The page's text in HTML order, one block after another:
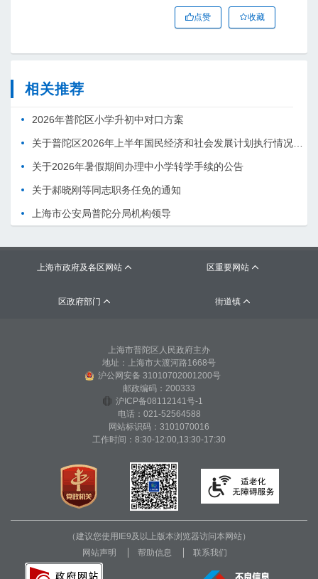
点赞 收藏
相关推荐
2026年普陀区小学升初中对口方案
关于2026年暑假期间办理中小学转学手续的公告
关于郝晓刚等同志职务任免的通知
上海市公安局普陀分局机构领导
上海市政府及各区网站  区重要网站 
区政府部门  街道镇 
上海市普陀区人民政府主办
地址：上海市大渡河路1668号
沪公网安备 31010702001200号
邮政编码：200333
沪ICP备08112141号-1
电话：021-52564588
网站标识码：3101070016
工作时间：8:30-12:00,13:30-17:30
（建议您使用IE9及以上版本浏览器访问本网站）
网站声明
帮助信息 联系我们